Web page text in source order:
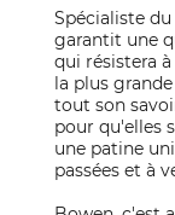
Spécialiste
garantit une
qui résistera
la plus
tout son
pour qu'elles
une patine
passées et à